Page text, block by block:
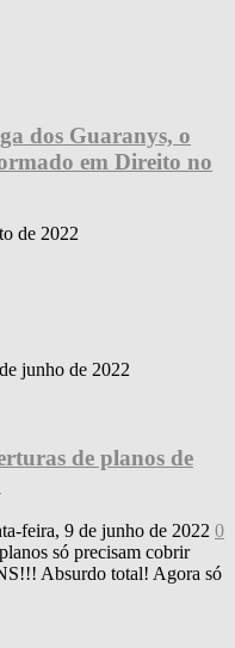
dos Guaranys, o
em Direito no
de 2022
junho de 2022
de planos de
feira, 9 de junho de 2022 0
só precisam cobrir
Absurdo total! Agora só